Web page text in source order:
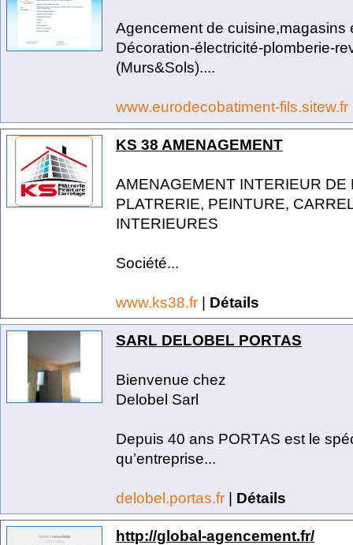
Agencement de cuisine,magasins
Décoration-électricité-plomberie-
(Murs&Sols)....
www.eurodecobatiment-fils.sitew.fr
KS 38 AMENAGEMENT
AMENAGEMENT INTERIEUR
PLATRERIE, PEINTURE,
INTERIEURES
Société...
www.ks38.fr | Détails
SARL DELOBEL PORTAS
Bienvenue chez
Delobel Sarl
Depuis 40 ans PORTAS est le
qu’entreprise...
delobel.portas.fr | Détails
http://global-agencement.fr/